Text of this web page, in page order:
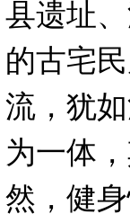
县遗址
的古宅
流，犹
为一体
然，健